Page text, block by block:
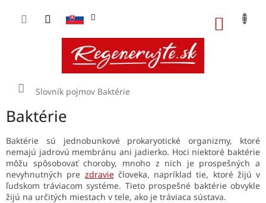
Domov
Slovník pojmov Baktérie
Baktérie
Baktérie sú jednobunkové prokaryotické organizmy, ktoré
nemajú jadrovú membránu ani jadierko. Hoci niektoré baktérie
môžu spôsobovať choroby, mnoho z nich je prospešných a
nevyhnutných pre zdraviečloveka, napríklad tie, ktoré žijú v
ľudskom tráviacom systéme. Tieto prospešné baktérie obvykle
žijú na určitých miestach v tele, ako je tráviaca sústava.